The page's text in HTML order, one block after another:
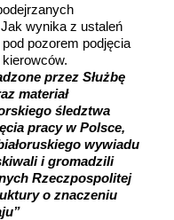
wynika z ustaleń
pozorem podjęcia
przez Służbę
materiał
śledztwa
pracy w Polsce,
wywiadu
i gromadzili
Rzeczpospolitej
o znaczeniu